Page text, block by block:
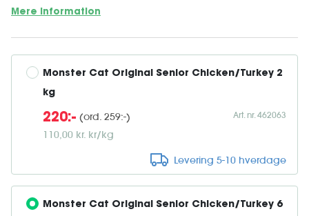
Mere information
Monster Cat Original Senior Chicken/Turkey 2
kg
220:- (ord. 259:-)
110,00 kr. kr/kg
Art. nr. 462063
Levering 5-10 hverdage
Monster Cat Original Senior Chicken/Turkey 6